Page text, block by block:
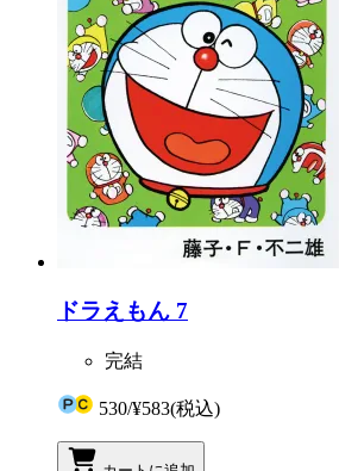
ドラえもん 7
完結
530/¥583(税込)